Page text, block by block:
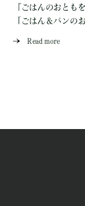
『ごはんのおとも
「ごはん＆パンの
Read more